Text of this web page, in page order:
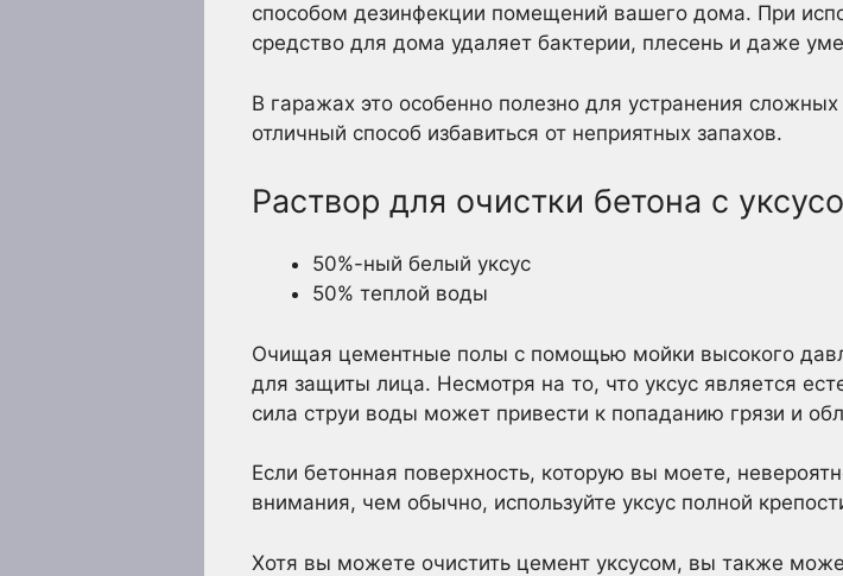
способом дезинфекции помещений вашего дома. При
средство для дома удаляет бактерии, плесень и даже
В гаражах это особенно полезно для устранения
отличный способ избавиться от неприятных запахов.
Раствор для очистки бетона с
50%-ный белый уксус
50% теплой воды
Очищая цементные полы с помощью мойки высокого
для защиты лица. Несмотря на то, что уксус является
сила струи воды может привести к попаданию грязи и
Если бетонная поверхность, которую вы моете,
внимания, чем обычно, используйте уксус полной
Хотя вы можете очистить цемент уксусом, вы также